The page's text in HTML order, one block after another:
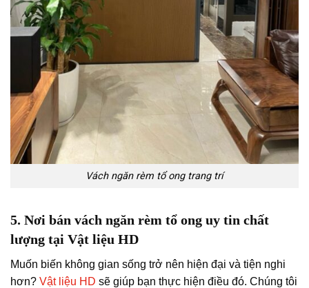
Vách ngăn rèm tổ ong trang trí
5. Nơi bán vách ngăn rèm tổ ong uy tin chất
lượng tại Vật liệu HD
Muốn biến không gian sống trở nên hiện đại và tiện nghi
hơn? Vật liệu HD sẽ giúp bạn thực hiện điều đó. Chúng tôi